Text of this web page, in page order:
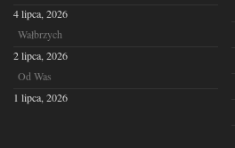
4 lipca, 2026
Wałbrzych
2 lipca, 2026
Od Was
1 lipca, 2026